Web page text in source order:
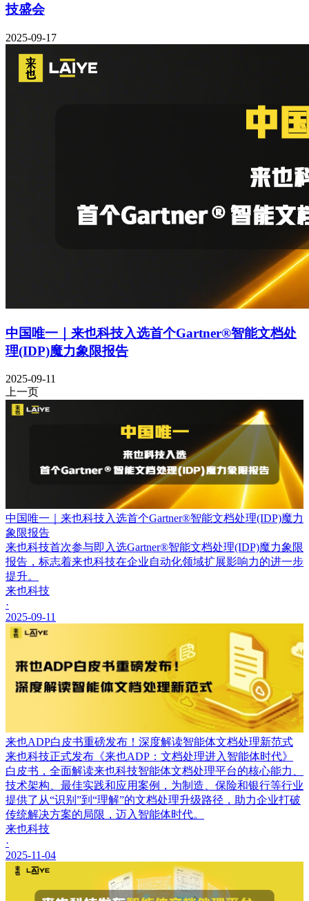
技盛会
2025-09-17
中国唯一｜来也科技入选首个Gartner®智能文档处
理(IDP)魔力象限报告
2025-09-11
上一页
中国唯一｜来也科技入选首个Gartner®智能文档处理(IDP)魔力
象限报告
来也科技首次参与即入选Gartner®智能文档处理(IDP)魔力象限
报告，标志着来也科技在企业自动化领域扩展影响力的进一步
提升。
来也科技
·
2025-09-11
来也ADP白皮书重磅发布！深度解读智能体文档处理新范式
来也科技正式发布《来也ADP：文档处理进入智能体时代》
白皮书，全面解读来也科技智能体文档处理平台的核心能力、
技术架构、最佳实践和应用案例，为制造、保险和银行等行业
提供了从“识别”到“理解”的文档处理升级路径，助力企业打破
传统解决方案的局限，迈入智能体时代。
来也科技
·
2025-11-04